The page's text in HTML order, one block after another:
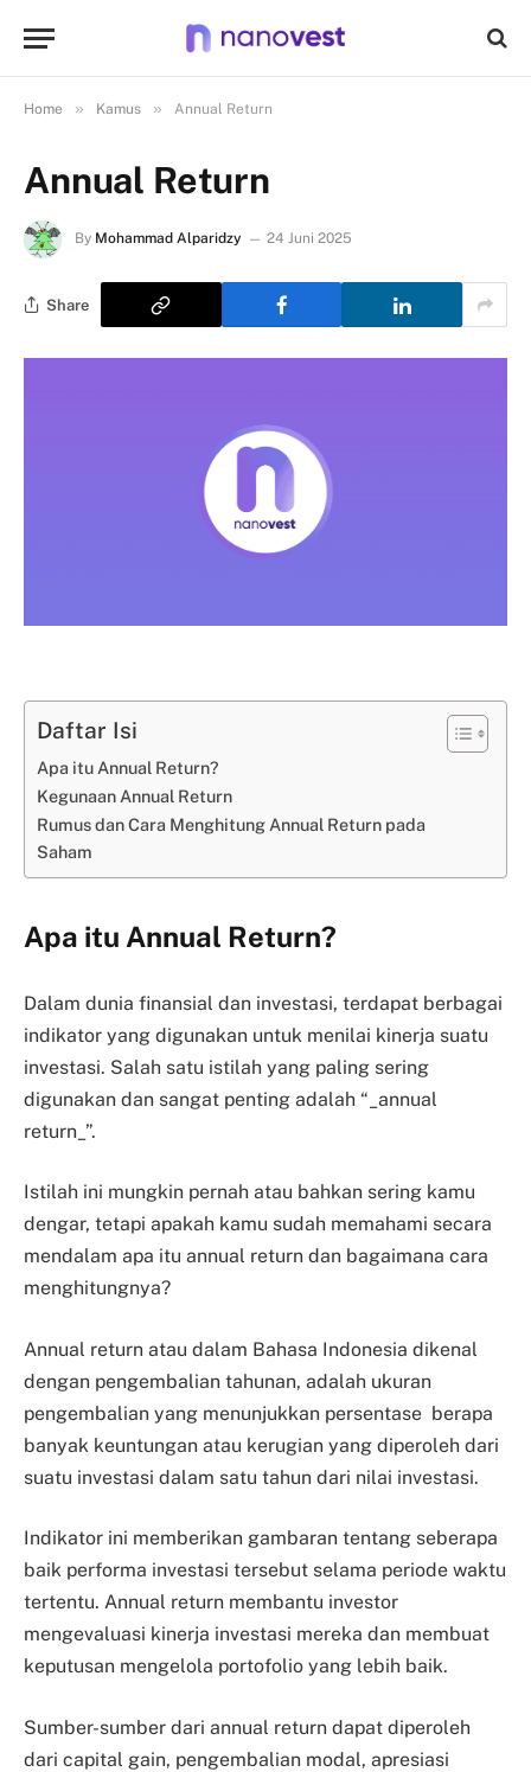
Home » Kamus » Annual Return
Annual Return
By Mohammad Alparidzy 24 Juni 2025
Share
Daftar Isi
Apa itu Annual Return?
Kegunaan Annual Return
Rumus dan Cara Menghitung Annual Return pada
Saham
Apa itu Annual Return?
Dalam dunia finansial dan investasi, terdapat berbagai
indikator yang digunakan untuk menilai kinerja suatu
investasi. Salah satu istilah yang paling sering
digunakan dan sangat penting adalah “_annual
return_”.
Istilah ini mungkin pernah atau bahkan sering kamu
dengar, tetapi apakah kamu sudah memahami secara
mendalam apa itu annual return dan bagaimana cara
menghitungnya?
Annual return atau dalam Bahasa Indonesia dikenal
dengan pengembalian tahunan, adalah ukuran
pengembalian yang menunjukkan persentase berapa
banyak keuntungan atau kerugian yang diperoleh dari
suatu investasi dalam satu tahun dari nilai investasi.
Indikator ini memberikan gambaran tentang seberapa
baik performa investasi tersebut selama periode waktu
tertentu. Annual return membantu investor
mengevaluasi kinerja investasi mereka dan membuat
keputusan mengelola portofolio yang lebih baik.
Sumber-sumber dari annual return dapat diperoleh
dari capital gain, pengembalian modal, apresiasi